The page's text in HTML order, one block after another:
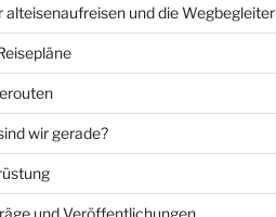
alteisenaufreisen und die Wegbegleiter
wir gerade?